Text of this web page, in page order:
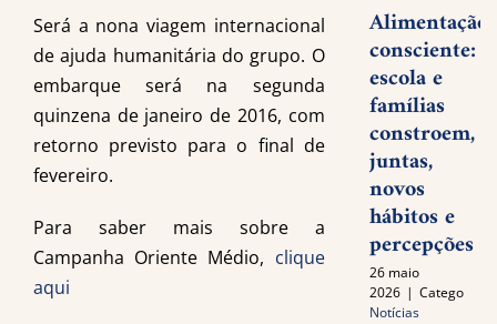
Será a nona viagem internacional
de ajuda humanitária do grupo. O
embarque será na segunda
quinzena de janeiro de 2016, com
retorno previsto para o final de
fevereiro.
Para saber mais sobre a
Campanha Oriente Médio, clique
aqui
Alimentação
consciente:
escola e
famílias
constroem,
juntas,
novos
hábitos e
percepções
26 maio
2026 | Categories:
Notícias